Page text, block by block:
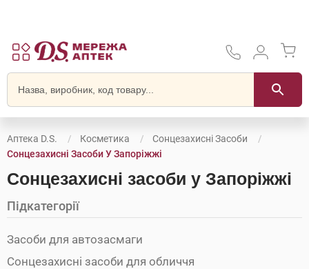
Аптека D.S. Косметика
Сонцезахисні Засоби
Сонцезахисні Засоби У Запоріжжі
Сонцезахисні засоби у Запоріжжі
Підкатегорії
Засоби для автозасмаги
Сонцезахисні засоби для обличчя